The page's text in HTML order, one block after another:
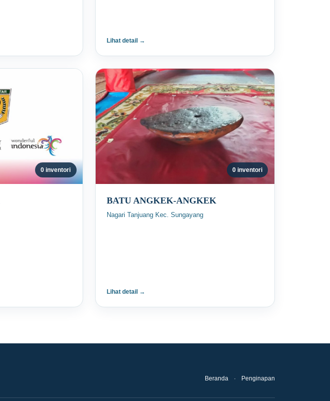
Lihat detail →
0 inventori 0 inventori
BATU ANGKEK-ANGKEK
Nagari Tanjuang Kec. Sungayang
Lihat detail →
Beranda · Penginapan